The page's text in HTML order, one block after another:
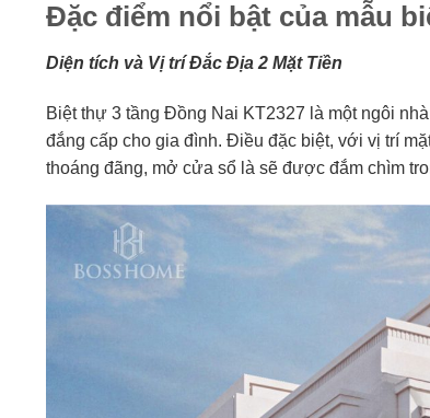
Đặc điểm nổi bật của mẫu
Diện tích và Vị trí Đắc Địa 2 Mặt Tiền
Biệt thự 3 tầng Đồng Nai KT2327 là một ngôi
đắng cấp cho gia đình. Điều đặc biệt, với vị trí
thoáng đãng, mở cửa sổ là sẽ được đắm chìm